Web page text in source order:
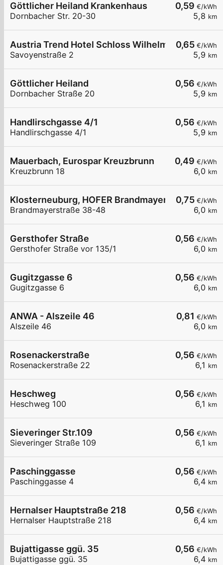
0,59 €/kWh
5,8 km
Göttlicher Heiland Krankenhaus
Dornbacher Str. 20-30
0,65 €/kWh
5,9 km
Austria Trend Hotel Schloss Wilhelminenberg
Savoyenstraße 2
0,56 €/kWh
5,9 km
Göttlicher Heiland
Dornbacher Straße 20
0,56 €/kWh
5,9 km
Handlirschgasse 4/1
Handlirschgasse 4/1
0,49 €/kWh
6,0 km
Mauerbach, Eurospar Kreuzbrunn
Kreuzbrunn 18
0,75 €/kWh
6,0 km
Klosterneuburg, HOFER Brandmayerstr.
Brandmayerstraße 38-48
0,56 €/kWh
6,0 km
Gersthofer Straße
Gersthofer Straße vor 135/1
0,56 €/kWh
6,0 km
Gugitzgasse 6
Gugitzgasse 6
0,81 €/kWh
6,0 km
ANWA - Alszeile 46
Alszeile 46
0,56 €/kWh
6,1 km
Rosenackerstraße
Rosenackerstraße 22
0,56 €/kWh
6,1 km
Heschweg
Heschweg 100
0,56 €/kWh
6,1 km
Sieveringer Str.109
Sieveringer Straße 109
0,56 €/kWh
6,4 km
Paschinggasse
Paschinggasse 4
0,56 €/kWh
6,4 km
Hernalser Hauptstraße 218
Hernalser Hauptstraße 218
0,56 €/kWh
6,4 km
Bujattigasse ggü. 35
Bujattigasse ggü. 35